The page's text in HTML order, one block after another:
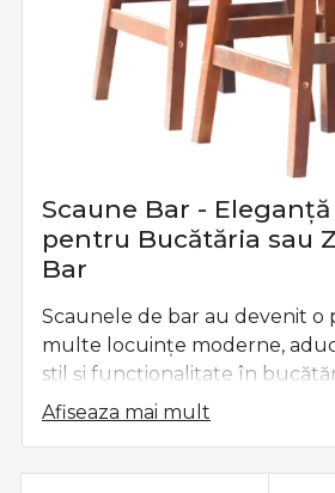
Scaune Bar -
pentru Bucătăria sau
Bar
Scaunele de bar au devenit o
multe locuințe moderne,
stil și funcționalitate în
de bar. Fie că ai un bar acasă
Afiseaza mai mult